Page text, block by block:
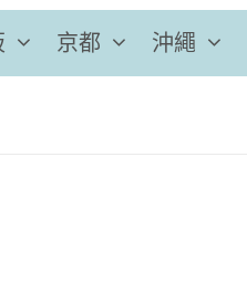
京都 沖繩